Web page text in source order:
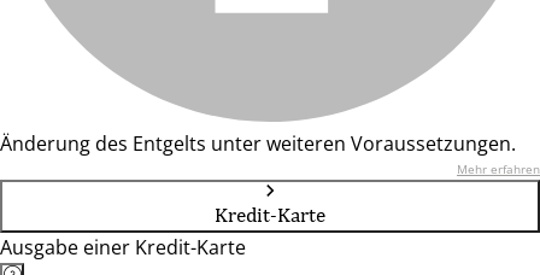
Änderung des Entgelts unter weiteren Voraussetzungen.
Mehr erfahren
Kredit-Karte
Ausgabe einer Kredit-Karte